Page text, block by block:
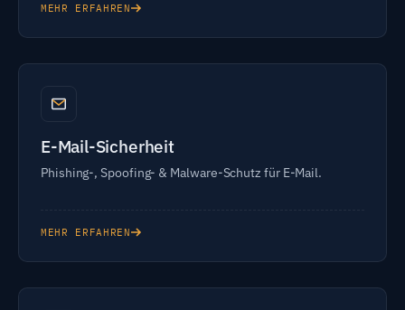
MEHR ERFAHREN
E-Mail-Sicherheit
Phishing-, Spoofing- & Malware-Schutz für E-Mail.
MEHR ERFAHREN